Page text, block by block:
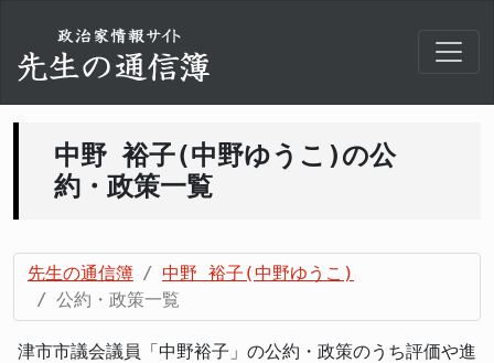
中野 裕子(中野ゆうこ)の公
約・政策一覧
先生の通信簿
中野 裕子(中野ゆうこ)
公約・政策一覧
津市市議会議員「中野裕子」の公約・政策のうち評価や進